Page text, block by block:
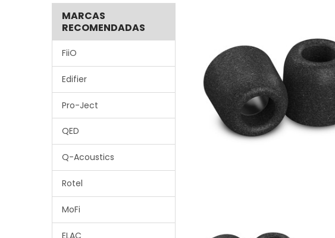
MARCAS
RECOMENDADAS
FiiO
Edifier
Pro-Ject
QED
Q-Acoustics
Rotel
MoFi